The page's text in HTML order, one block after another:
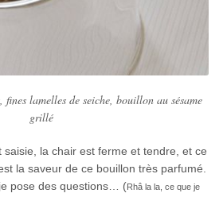
lamelles de seiche, bouillon au sésame
grillé
saisie, la chair est ferme et tendre, et ce
la saveur de ce bouillon très parfumé.
pose des questions… (Rhâ la la, ce que je